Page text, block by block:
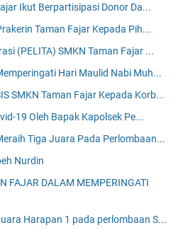
Ikut Berpartisipasi Donor Da...
Taman Fajar Kepada Pih...
(PELITA) SMKN Taman Fajar ...
Hari Maulid Nabi Muh...
SMKN Taman Fajar Kepada Korb...
19 Oleh Bapak Kapolsek Pe...
Tiga Juara Pada Perlombaan...
Nurdin
FAJAR DALAM MEMPERINGATI
Harapan 1 pada perlombaan S...